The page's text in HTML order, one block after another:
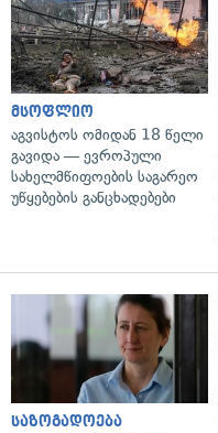
მსოფლიო
აგვისტოს ომიდან 18 წელი
გავიდა — ევროპული
სახელმწიფოების საგარეო
უწყებების განცხადებები
საზოგადოება